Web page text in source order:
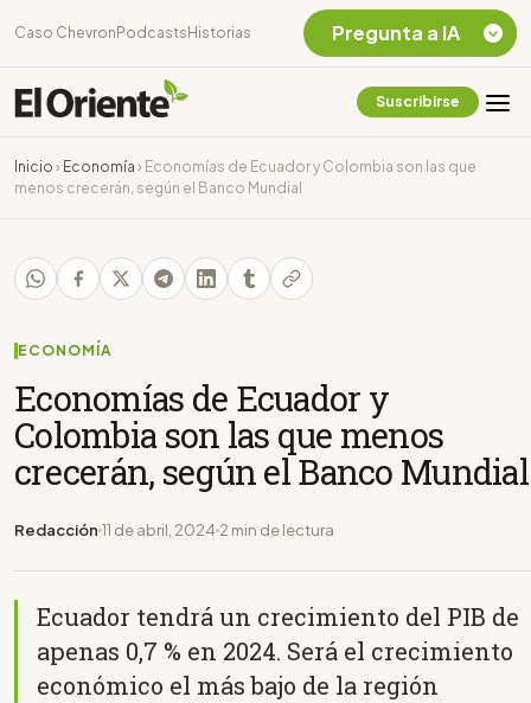
Caso Chevron Podcasts Historias
Suscribirse
Inicio › Economía › Economías de Ecuador y Colombia son las que
menos crecerán, según el Banco Mundial
ECONOMÍA
Economías de Ecuador y
Colombia son las que menos
crecerán, según el Banco Mundial
Redacción 11 de abril, 2024 2 min de lectura
Ecuador tendrá un crecimiento del PIB de
apenas 0,7 % en 2024. Será el crecimiento
económico el más bajo de la región
Pregunta a IA
Chevron Ecuador